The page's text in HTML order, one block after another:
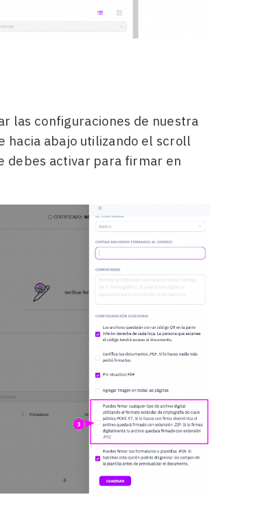
las configuraciones de nuestra
abajo utilizando el scroll
debes activar para firmar en